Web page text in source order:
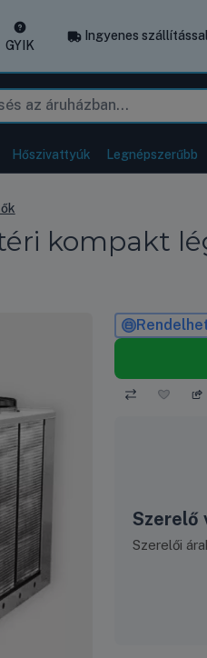
GYIK
Ingyenes
Hőszivattyúk Legnépszerűbb
kompakt
Szerelő
Szerelői